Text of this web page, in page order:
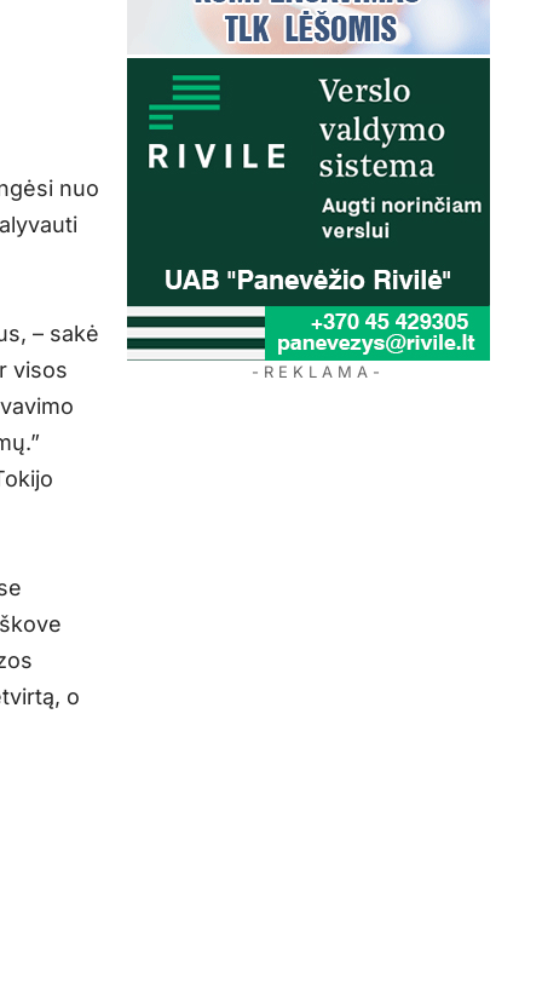
nuo
– sakė
visos
o
- R E K L A M A -